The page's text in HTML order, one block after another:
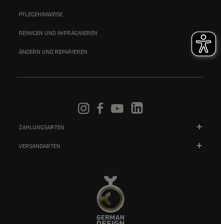
PFLEGEHINWEISE
REINIGEN UND IMPRÄGNIEREN
ÄNDERN UND REPARIEREN
ZAHLUNGSARTEN
VERSANDARTEN